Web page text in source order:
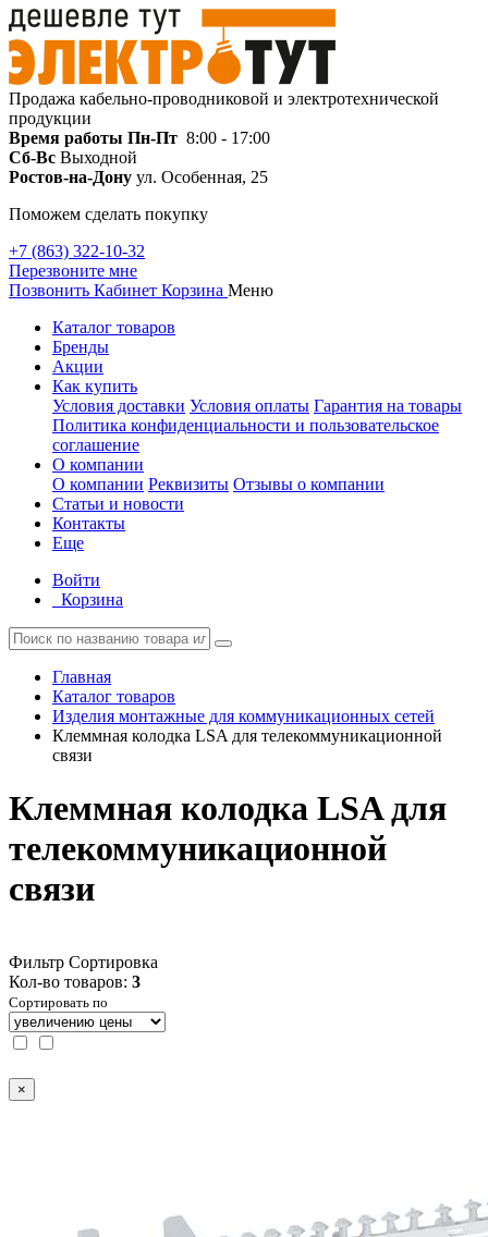
Продажа кабельно-проводниковой и электротехнической
продукции
Время работы Пн-Пт 8:00 - 17:00
Сб-Вс Выходной
Ростов-на-Дону ул. Особенная, 25
Поможем сделать покупку
+7 (863) 322-10-32
Перезвоните мне
Позвонить Кабинет Корзина Меню
Каталог товаров
Бренды
Акции
Как купить
Условия доставки Условия оплаты Гарантия на товары
Политика конфиденциальности и пользовательское
соглашение
О компании
О компании Реквизиты Отзывы о компании
Статьи и новости
Контакты
Еще
Войти
Корзина
Главная
Каталог товаров
Изделия монтажные для коммуникационных сетей
Клеммная колодка LSA для телекоммуникационной
связи
Клеммная колодка LSA для
телекоммуникационной
связи
Фильтр Сортировка
Кол-во товаров: 3
Сортировать по
×